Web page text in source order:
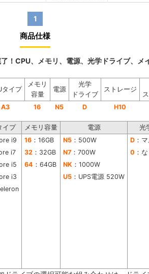
1
商品仕様
！CPU、メモリ、電源、光学ドライブ、
タイプ
メモリ
容量
電源
光学
ドライブ
ストレージ
A3 16 N5 D H10
イプ メモリ容量 電源 光
i9 16 ：16GB N5 ：500W D ：
i7 32 ：32GB N7 ：700W 0 ：
i5 64 ：64GB NK ：1000W
i3 U5 ：UPS電源 520W